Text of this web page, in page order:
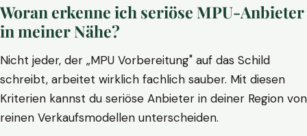
Woran erkenne ich seriöse MPU-Anbieter
in meiner Nähe?
Nicht jeder, der „MPU Vorbereitung" auf das Schild
schreibt, arbeitet wirklich fachlich sauber. Mit diesen
Kriterien kannst du seriöse Anbieter in deiner Region von
reinen Verkaufsmodellen unterscheiden.